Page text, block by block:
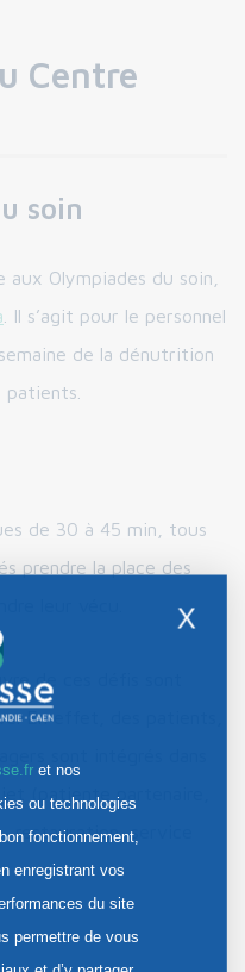
Centre
soin
Olympiades du soin,
. Il s’agit pour le personnel
de la dénutrition
de 30 à 45 min, tous
prendre la place des
leur vécu.
de ces défis sont
En effet, des patients,
(patiente partenaire,
restauration, service
X
et nos
ou technologies
fonctionnement,
enregistrant vos
du site
permettre de vous